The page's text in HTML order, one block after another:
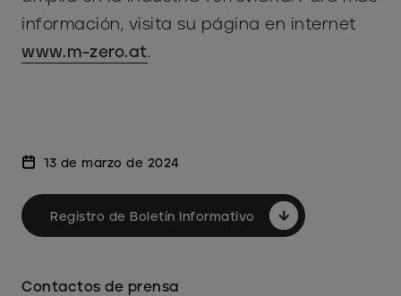
13 de marzo de 2024
Registro de Boletín Informativo
Contactos de prensa
información, visita su página en internet
www.m-zero.at.